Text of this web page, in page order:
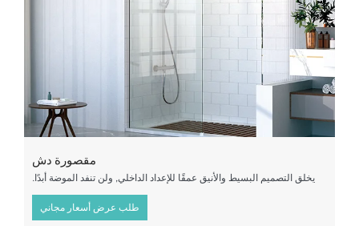
مقصورة دش
يخلق التصميم البسيط والأنيق عمقًا للإعداد الداخلي, ولن تنفد الموضة أبدًا.
طلب عرض أسعار مجاني